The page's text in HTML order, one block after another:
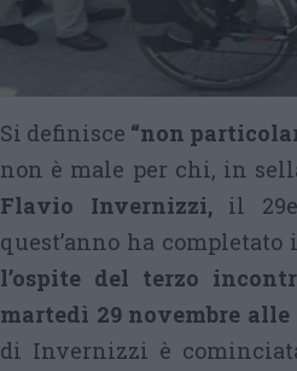
Si definisce “non
non è male per chi, in
Flavio Invernizzi, il
quest’anno ha completato
l’ospite del terzo
martedì 29 novembre alle
di Invernizzi è